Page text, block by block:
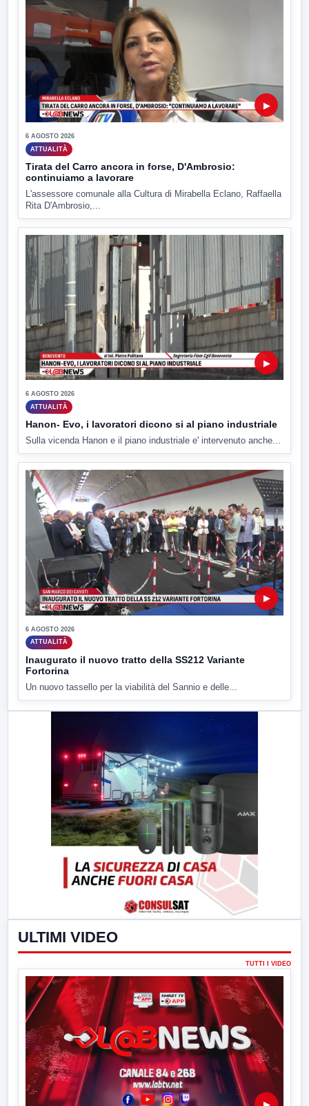
▶
6 AGOSTO 2026
ATTUALITÀ
Tirata del Carro ancora in forse, D'Ambrosio:
continuiamo a lavorare
L'assessore comunale alla Cultura di Mirabella Eclano, Raffaella
Rita D'Ambrosio,...
▶
6 AGOSTO 2026
ATTUALITÀ
Hanon- Evo, i lavoratori dicono si al piano industriale
Sulla vicenda Hanon e il piano industriale e' intervenuto anche...
▶
6 AGOSTO 2026
ATTUALITÀ
Inaugurato il nuovo tratto della SS212 Variante
Fortorina
Un nuovo tassello per la viabilità del Sannio e delle...
ULTIMI VIDEO
TUTTI I VIDEO